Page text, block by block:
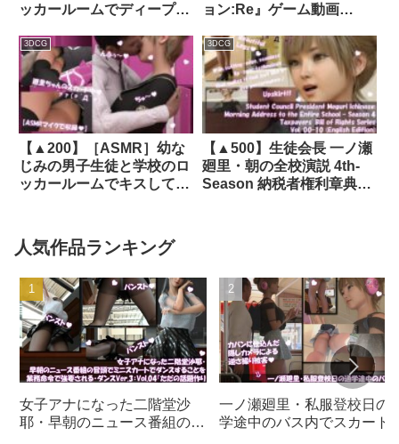
ッカールームでディープキ
される:PV07（とっても可
愛い白にハート柄のパンテ
ィー）｜d_741658
ョン:Re』ゲーム動画
るレ○プ被害に遭ってしま
う:駅弁ファックおっぱい
丸出し）｜d_752762
3DCG
【▲200】［ASMR］幼な
じみの男子生徒と学校のロ
ッカールームでキスしてい
（PV31:黒に水色水玉パン
ティーとニーソ★）｜
3DCG
【▲500】生徒会長 一ノ瀬
廻里・朝の全校演説 4th-
Season 納税者権利章典シ
人気作品ランキング
女子アナになった二階堂沙
耶・早朝のニュース番組の冒
一ノ瀬廻里・私服登校日の
学途中のバス内でスカート